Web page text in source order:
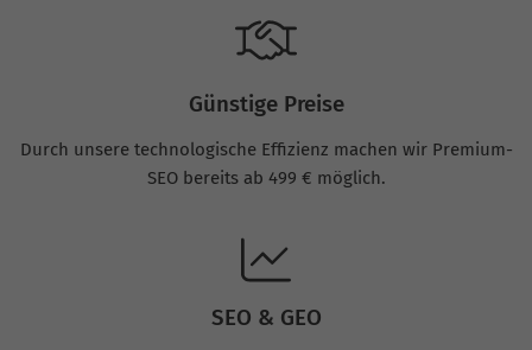
Günstige Preise
Durch unsere technologische Effizienz machen wir Premium-
SEO bereits ab 499 € möglich.
SEO & GEO